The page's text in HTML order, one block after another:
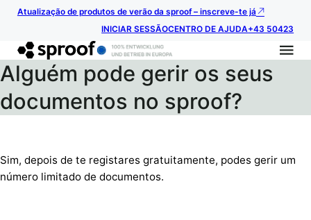
Atualização de produtos de verão da sproof – inscreve-te já
INICIAR SESSÃOCENTRO DE AJUDA+43 50423
Alguém pode gerir os seus
documentos no sproof?
Sim, depois de te registares gratuitamente, podes gerir um
número limitado de documentos.